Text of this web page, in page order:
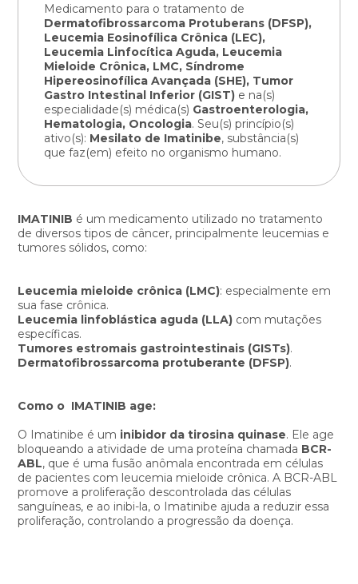
Medicamento para o tratamento de
Dermatofibrossarcoma Protuberans (DFSP),
Leucemia Eosinofílica Crônica (LEC),
Leucemia Linfocítica Aguda, Leucemia
Mieloide Crônica, LMC, Síndrome
Hipereosinofílica Avançada (SHE), Tumor
Gastro Intestinal Inferior (GIST) e na(s)
especialidade(s) médica(s) Gastroenterologia,
Hematologia, Oncologia. Seu(s) princípio(s)
ativo(s): Mesilato de Imatinibe, substância(s)
que faz(em) efeito no organismo humano.
IMATINIB é um medicamento utilizado no tratamento
de diversos tipos de câncer, principalmente leucemias e
tumores sólidos, como:
Leucemia mieloide crônica (LMC): especialmente em
sua fase crônica.
Leucemia linfoblástica aguda (LLA) com mutações
específicas.
Tumores estromais gastrointestinais (GISTs).
Dermatofibrossarcoma protuberante (DFSP).
Como o IMATINIB age:
O Imatinibe é um inibidor da tirosina quinase. Ele age
bloqueando a atividade de uma proteína chamada BCR-
ABL, que é uma fusão anômala encontrada em células
de pacientes com leucemia mieloide crônica. A BCR-ABL
promove a proliferação descontrolada das células
sanguíneas, e ao inibi-la, o Imatinibe ajuda a reduzir essa
proliferação, controlando a progressão da doença.